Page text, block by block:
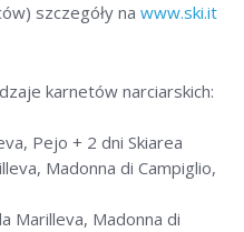
szczegóły na www.ski.it
karnetów narciarskich:
Pejo + 2 dni Skiarea
Madonna di Campiglio,
Marilleva, Madonna di